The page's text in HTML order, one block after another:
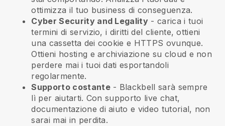
ottimizza il tuo business di conseguenza.
Cyber Security and Legality - carica i tuoi
termini di servizio, i diritti del cliente, ottieni
una cassetta dei cookie e HTTPS ovunque.
Ottieni hosting e archiviazione su cloud e non
perdere mai i tuoi dati esportandoli
regolarmente.
Supporto costante- Blackbell sarà sempre
lì per aiutarti. Con supporto live chat,
documentazione di aiuto e video tutorial, non
sarai mai in perdita.